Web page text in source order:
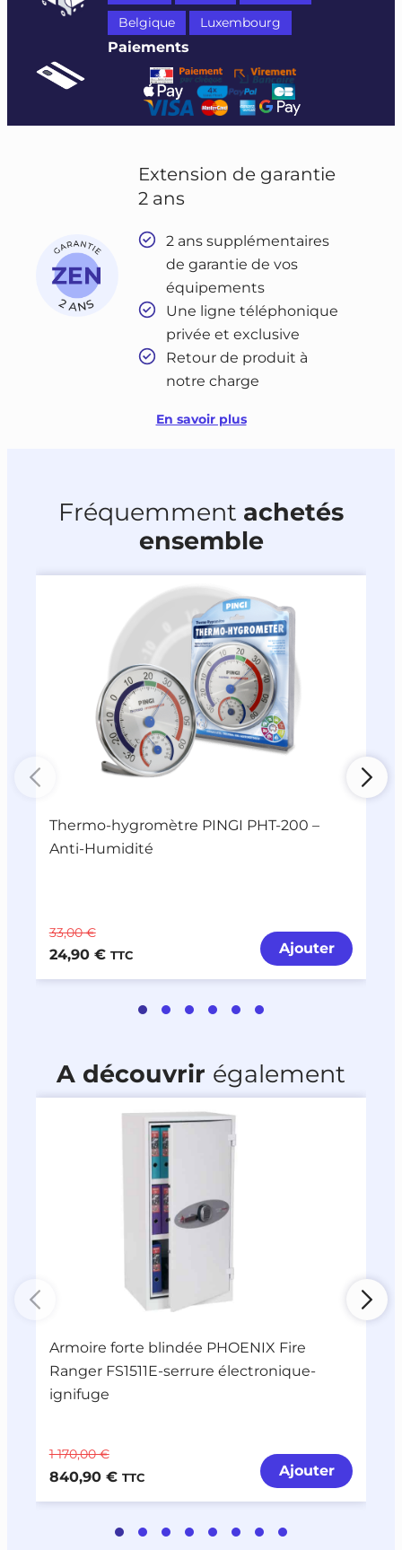
Belgique Luxembourg
Paiements
Extension de garantie
2 ans
2 ans supplémentaires
de garantie de vos
équipements
Une ligne téléphonique
privée et exclusive
Retour de produit à
notre charge
En savoir plus
Fréquemment achetés
ensemble
Thermo-hygromètre PINGI PHT-200 –
Anti-Humidité
33,00 €
24,90 € TTC Ajouter
A découvrir également
Armoire forte blindée PHOENIX Fire
Ranger FS1511E-serrure électronique-
ignifuge
1 170,00 €
840,90 € TTC Ajouter